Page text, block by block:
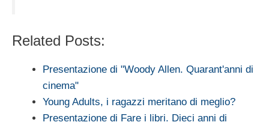
Related Posts:
Presentazione di "Woody Allen. Quarant'anni di
cinema"
Young Adults, i ragazzi meritano di meglio?
Presentazione di Fare i libri. Dieci anni di